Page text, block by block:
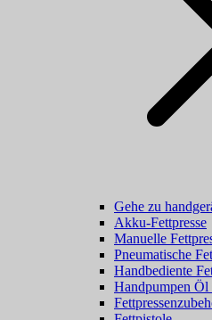
Gehe zu
Akku-Fettpresse
Manuelle
Pneumatische
Handbediente
Handpumpen Öl